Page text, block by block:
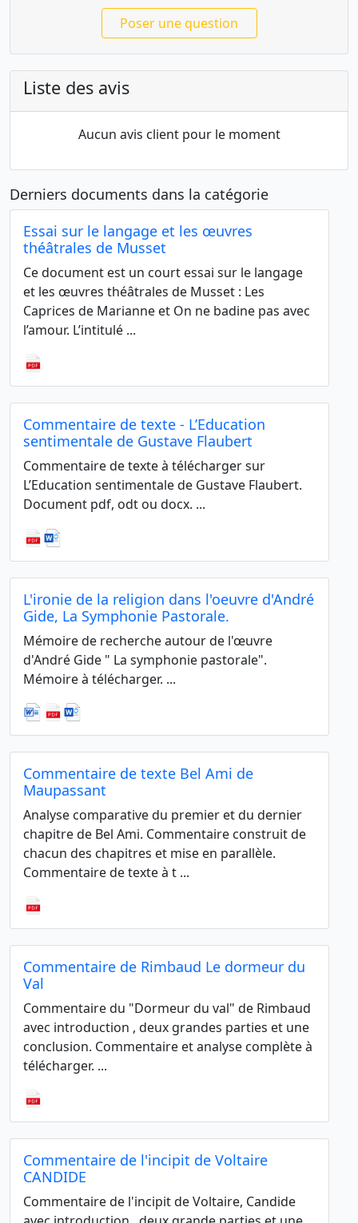
Poser une question
Liste des avis
Aucun avis client pour le moment
Derniers documents dans la catégorie
Essai sur le langage et les œuvres
théâtrales de Musset
Ce document est un court essai sur le langage
et les œuvres théâtrales de Musset : Les
Caprices de Marianne et On ne badine pas avec
l’amour. L’intitulé ...
Commentaire de texte - L’Education
sentimentale de Gustave Flaubert
Commentaire de texte à télécharger sur
L’Education sentimentale de Gustave Flaubert.
Document pdf, odt ou docx. ...
L'ironie de la religion dans l'oeuvre d'André
Gide, La Symphonie Pastorale.
Mémoire de recherche autour de l'œuvre
d'André Gide " La symphonie pastorale".
Mémoire à télécharger. ...
Commentaire de texte Bel Ami de
Maupassant
Analyse comparative du premier et du dernier
chapitre de Bel Ami. Commentaire construit de
chacun des chapitres et mise en parallèle.
Commentaire de texte à t ...
Commentaire de Rimbaud Le dormeur du
Val
Commentaire du "Dormeur du val" de Rimbaud
avec introduction , deux grandes parties et une
conclusion. Commentaire et analyse complète à
télécharger. ...
Commentaire de l'incipit de Voltaire
CANDIDE
Commentaire de l'incipit de Voltaire, Candide